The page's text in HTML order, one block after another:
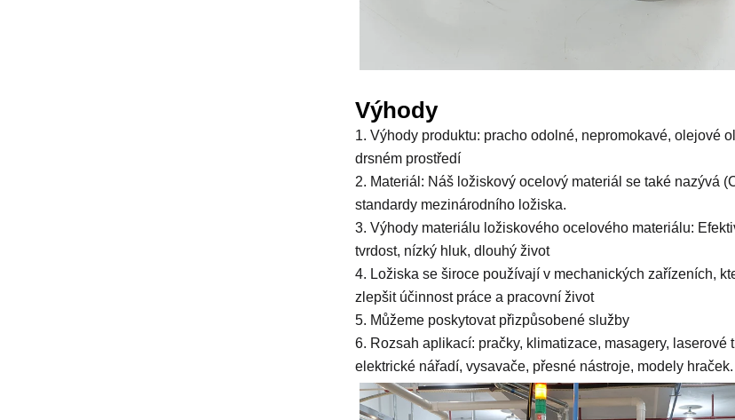
Výhody
1. Výhody produktu: pracho odolné, nepromokavé, olejové
drsném prostředí
2. Materiál: Náš ložiskový ocelový materiál se také nazývá
standardy mezinárodního ložiska.
3. Výhody materiálu ložiskového ocelového materiálu:
tvrdost, nízký hluk, dlouhý život
4. Ložiska se široce používají v mechanických zařízeních,
zlepšit účinnost práce a pracovní život
5. Můžeme poskytovat přizpůsobené služby
6. Rozsah aplikací: pračky, klimatizace, masagery,
elektrické nářadí, vysavače, přesné nástroje, modely hraček.